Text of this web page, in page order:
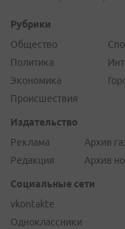
Рубрики
Общество
Политика
Экономика
Происшествия
Издательство
Реклама
Редакция
Архив
Архив
Социальные сети
vkontakte
Одноклассники